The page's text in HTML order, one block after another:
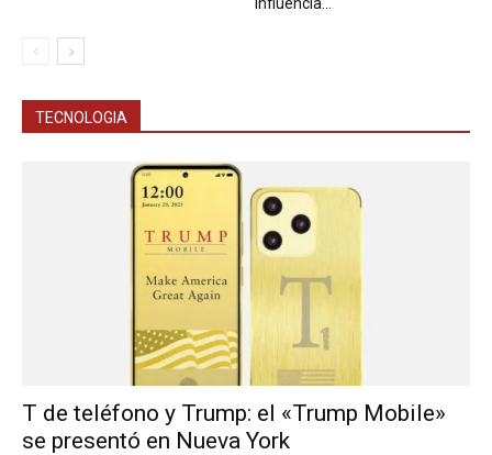
TECNOLOGIA
T de teléfono y Trump: el «Trump Mobile»
se presentó en Nueva York